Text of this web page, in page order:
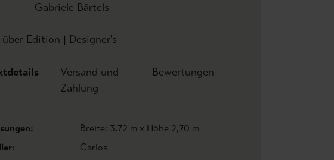
Bärtels
über Edition | Designer's
Versand und
Zahlung
Bewertungen
Breite: 3,72 m x Höhe 2,70 m
Carlos